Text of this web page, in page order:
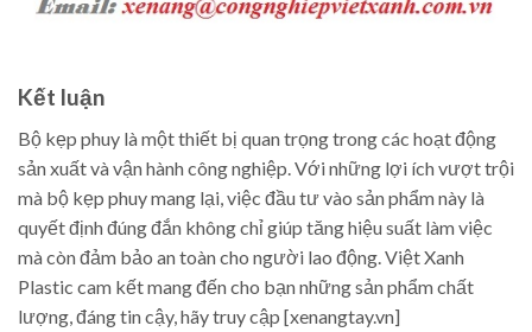
Kết luận
Bộ kẹp phuy là một thiết bị quan trọng trong các hoạt động
sản xuất và vận hành công nghiệp. Với những lợi ích vượt trội
mà bộ kẹp phuy mang lại, việc đầu tư vào sản phẩm này là
quyết định đúng đắn không chỉ giúp tăng hiệu suất làm việc
mà còn đảm bảo an toàn cho người lao động. Việt Xanh
Plastic cam kết mang đến cho bạn những sản phẩm chất
lượng, đáng tin cậy, hãy truy cập [xenangtay.vn]